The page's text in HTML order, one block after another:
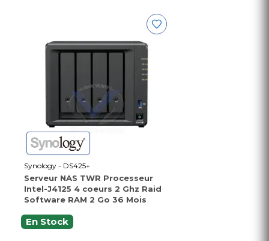
Synology - DS425+
Serveur NAS TWR Processeur
Intel-J4125 4 coeurs 2 Ghz Raid
Software RAM 2 Go 36 Mois
En Stock